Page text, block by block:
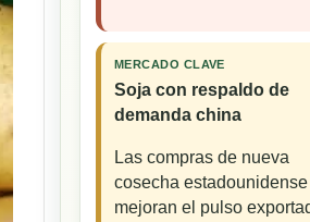
MERCADO CLAVE
Soja con respaldo de
demanda china
Las compras de nueva
cosecha estadounidense
mejoran el pulso